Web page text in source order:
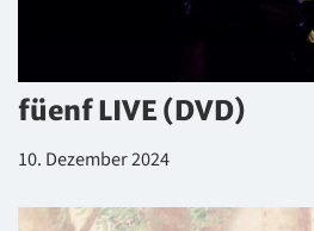
füenf LIVE (DVD)
10. Dezember 2024